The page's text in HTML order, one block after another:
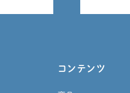
コンテンツ